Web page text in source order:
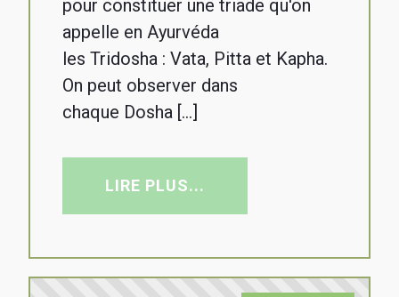
pour constituer une triade qu'on
appelle en Ayurvéda
les Tridosha : Vata, Pitta et Kapha.
On peut observer dans
chaque Dosha […]
LIRE PLUS...